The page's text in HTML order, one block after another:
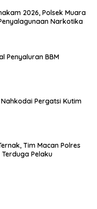
2026, Polsek Muara
Narkotika
Penyaluran BBM
Pergatsi Kutim
Tim Macan Polres
Pelaku